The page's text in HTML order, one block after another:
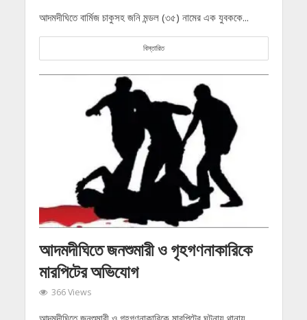
আদমদীঘিতে বার্মিজ চাকুসহ জনি মন্ডল (৩৫) নামের এক যুবককে...
বিস্তারিত
আদমদীঘিতে জনশুমারী ও গৃহগণনাকারিকে
মারপিটের অভিযোগ
366 Views